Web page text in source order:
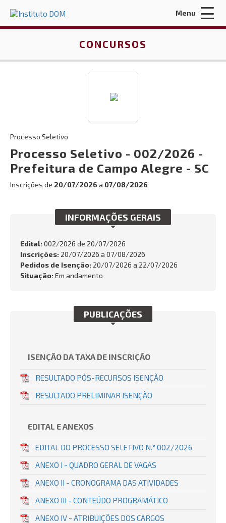
Esqueci a minha senha
INÍCIO
QUEM SOMOS
CONTRATOS E LICITAÇÕES
Busca:
BUSCAR
Menu
CONCURSOS
Processo Seletivo
Processo Seletivo - 002/2026 -
Prefeitura de Campo Alegre - SC
Inscrições de 20/07/2026 a 07/08/2026
INFORMAÇÕES GERAIS
Edital: 002/2026 de 20/07/2026
Inscrições: 20/07/2026 a 07/08/2026
Pedidos de Isenção: 20/07/2026 a 22/07/2026
Situação: Em andamento
PUBLICAÇÕES
ISENÇÃO DA TAXA DE INSCRIÇÃO
RESULTADO PÓS-RECURSOS ISENÇÃO
RESULTADO PRELIMINAR ISENÇÃO
EDITAL E ANEXOS
EDITAL DO PROCESSO SELETIVO N.° 002/2026
ANEXO I - QUADRO GERAL DE VAGAS
ANEXO II - CRONOGRAMA DAS ATIVIDADES
ANEXO III - CONTEÚDO PROGRAMÁTICO
ANEXO IV - ATRIBUIÇÕES DOS CARGOS